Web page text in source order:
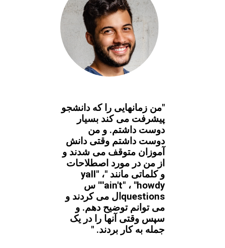
"من زمانهایی را که دانشجو
پیشرفت می کند بسیار
دوست داشتم. و من
دوست داشتم وقتی دانش
آموزان متوقف می شدند و
از من در مورد اصطلاحات
و کلماتی مانند "yall" ،
"ain't" ، "howdy" س
questionsال می کردند و
می توانم توضیح دهم. و
سپس وقتی آنها را در یک
جمله به کار بردند. "